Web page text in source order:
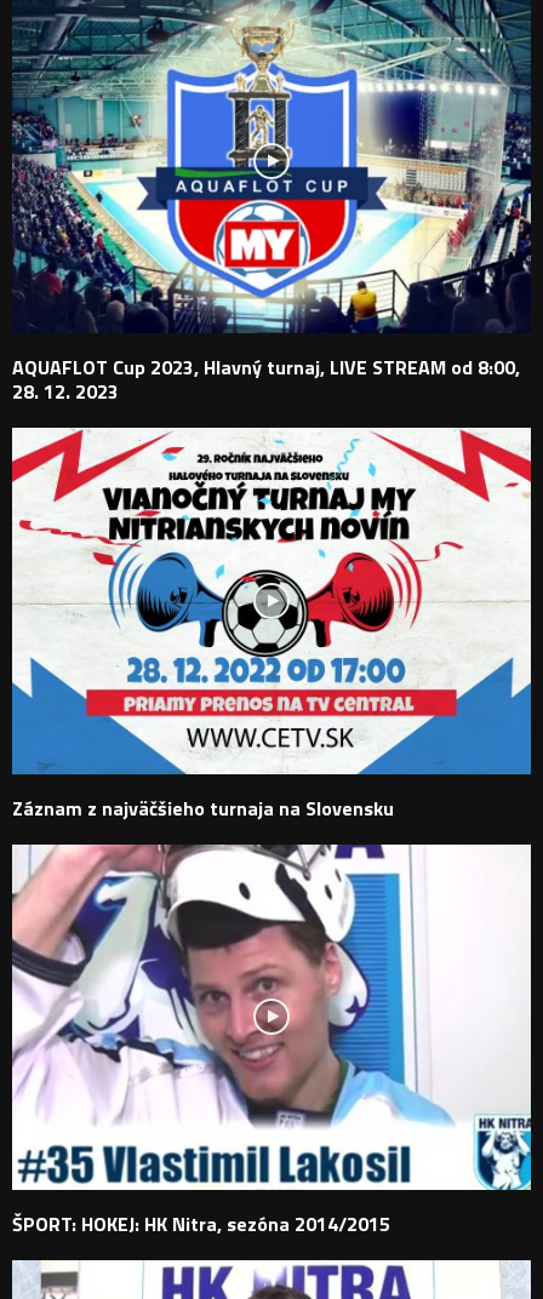
AQUAFLOT Cup 2023, Hlavný turnaj, LIVE STREAM od 8:00,
28. 12. 2023
Záznam z najväčšieho turnaja na Slovensku
ŠPORT: HOKEJ: HK Nitra, sezóna 2014/2015